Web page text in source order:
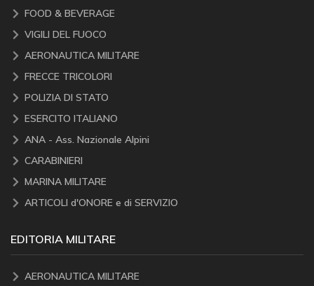
FOOD & BEVERAGE
VIGILI DEL FUOCO
AERONAUTICA MILITARE
FRECCE TRICOLORI
POLIZIA DI STATO
ESERCITO ITALIANO
ANA - Ass. Nazionale Alpini
CARABINIERI
MARINA MILITARE
ARTICOLI d'ONORE e di SERVIZIO
EDITORIA MILITARE
AERONAUTICA MILITARE